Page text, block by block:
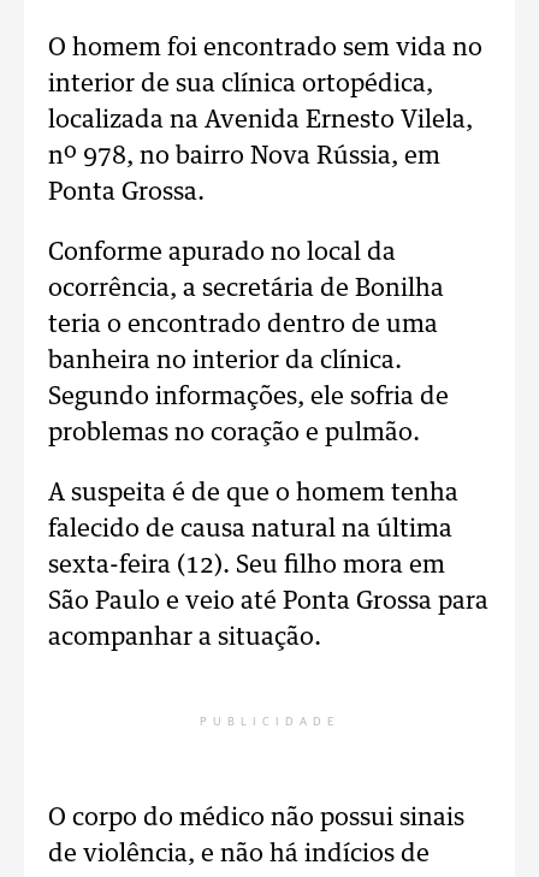
O homem foi encontrado sem vida no
interior de sua clínica ortopédica,
localizada na Avenida Ernesto Vilela,
nº 978, no bairro Nova Rússia, em
Ponta Grossa.
Conforme apurado no local da
ocorrência, a secretária de Bonilha
teria o encontrado dentro de uma
banheira no interior da clínica.
Segundo informações, ele sofria de
problemas no coração e pulmão.
A suspeita é de que o homem tenha
falecido de causa natural na última
sexta-feira (12). Seu filho mora em
São Paulo e veio até Ponta Grossa para
acompanhar a situação.
PUBLICIDADE
O corpo do médico não possui sinais
de violência, e não há indícios de